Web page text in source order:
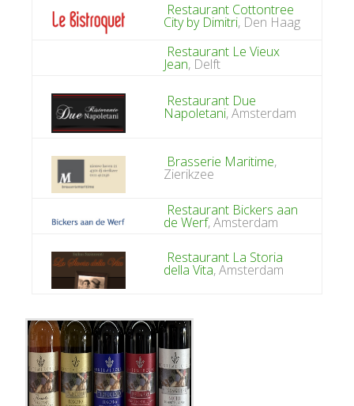
Restaurant Cottontree
City by Dimitri, Den Haag
Restaurant Le Vieux
Jean, Delft
Restaurant Due
Napoletani, Amsterdam
Brasserie Maritime,
Zierikzee
Restaurant Bickers aan
de Werf, Amsterdam
Restaurant La Storia
della Vita, Amsterdam